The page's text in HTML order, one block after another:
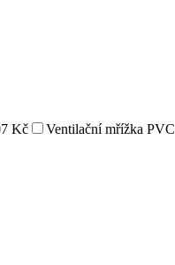
Kč Ventilační mřížka PVC